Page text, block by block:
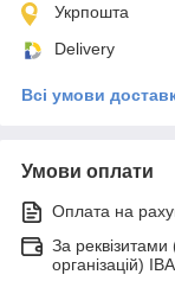
Укрпошта
Delivery
Всі умови
Умови оплати
Оплата на
За
організацій)